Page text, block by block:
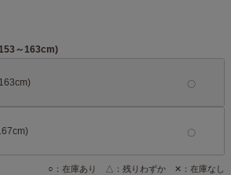
～163cm)
○：在庫あり △：残りわずか ✕：在庫なし